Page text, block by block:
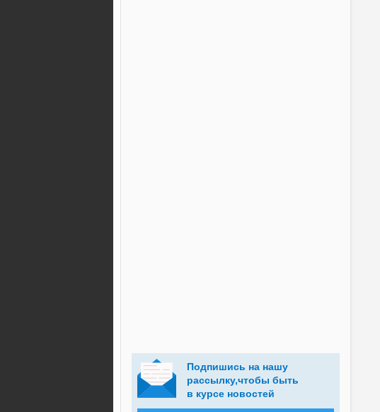
Подпишись на нашу
рассылку,чтобы быть
в курсе новостей